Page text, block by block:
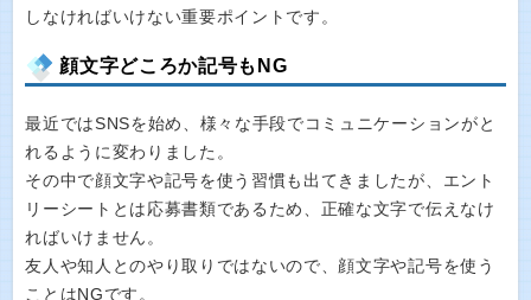
しなければいけない重要ポイントです。
顔文字どころか記号もNG
最近ではSNSを始め、様々な手段でコミュニケーションがと
れるように変わりました。
その中で顔文字や記号を使う習慣も出てきましたが、エント
リーシートとは応募書類であるため、正確な文字で伝えなけ
ればいけません。
友人や知人とのやり取りではないので、顔文字や記号を使う
ことはNGです。